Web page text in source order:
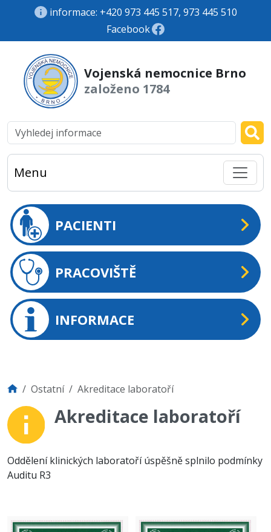
informace: +420 973 445 517, 973 445 510
Facebook
Vojenská nemocnice Brno
založeno 1784
Menu
PACIENTI
PRACOVIŠTĚ
INFORMACE
Ostatní Akreditace laboratoří
Akreditace laboratoří
Oddělení klinických laboratoří úspěšně splnilo podmínky
Auditu R3